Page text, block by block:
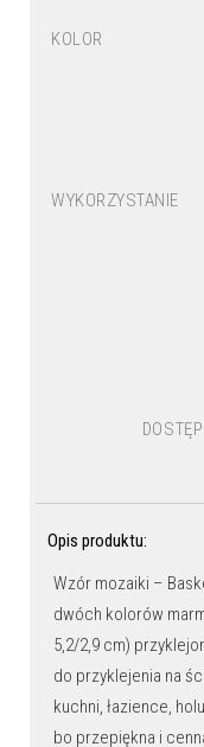
KOLOR
WYKORZYSTANIE
Opis produktu:
Wzór mozaiki –
dwóch kolorów
5,2/2,9 cm)
do przyklejenia na
kuchni, łazience,
bo przepiękna i